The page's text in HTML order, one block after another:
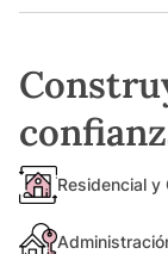
Residencial y